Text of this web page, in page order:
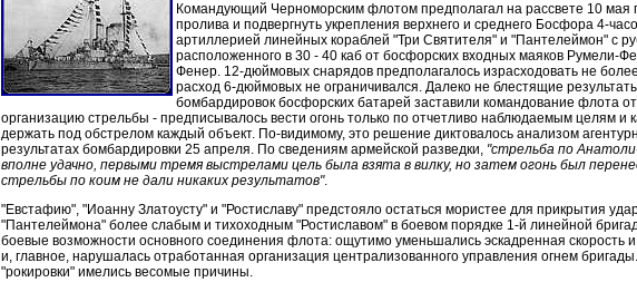
Командующий Черноморским флотом предполагал на рассвете 10 мая
пролива и подвергнуть укрепления верхнего и среднего Босфора 4-
артиллерией линейных кораблей "Три Святителя" и "Пантелеймон" с
расположенного в 30 - 40 каб от босфорских входных маяков Румели-
Фенер. 12-дюймовых снарядов предполагалось израсходовать не
расход 6-дюймовых не ограничивался. Далеко не блестящие
бомбардировок босфорских батарей заставили командование флота
организацию стрельбы - предписывалось вести огонь только по отчетливо наблюдаемым целям и
держать под обстрелом каждый объект. По-видимому, это решение диктовалось анализом
результатах бомбардировки 25 апреля. По сведениям армейской разведки, "стрельба по
вполне удачно, первыми тремя выстрелами цель была взята в вилку, но затем огонь был
стрельбы по коим не дали никаких результатов".
"Евстафию", "Иоанну Златоусту" и "Ростиславу" предстояло остаться мористее для прикрытия
"Пантелеймона" более слабым и тихоходным "Ростиславом" в боевом порядке 1-й линейной
боевые возможности основного соединения флота: ощутимо уменьшались эскадренная скорость и
и, главное, нарушалась отработанная организация централизованного управления огнем
"рокировки" имелись весомые причины.